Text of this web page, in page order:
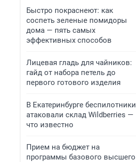
Быстро покраснеют: как
соспеть зеленые помидоры
дома — пять самых
эффективных способов
Лицевая гладь для чайников:
гайд от набора петель до
первого готового изделия
В Екатеринбурге беспилотники
атаковали склад Wildberries —
что известно
Прием на бюджет на
программы базового высшего